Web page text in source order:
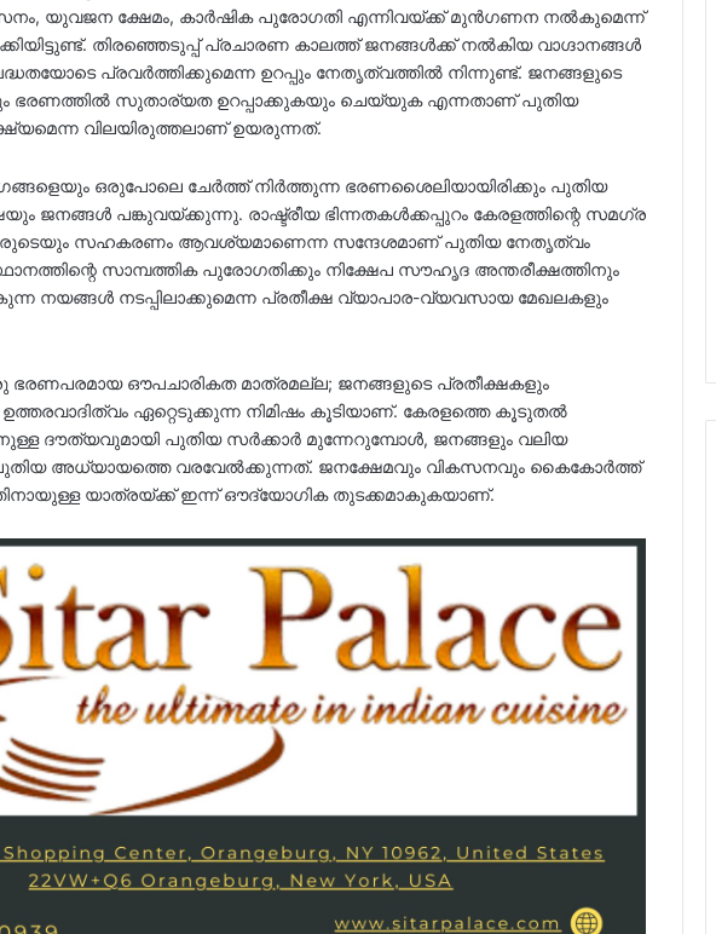
യുവജന ക്ഷേമം, കാർഷിക പുരോഗതി എന്നിവയ്ക്ക് മുൻഗണന നൽകുമെന്ന്
തിരഞ്ഞെടുപ്പ് പ്രചാരണ കാലത്ത് ജനങ്ങൾക്ക് നൽകിയ വാഗ്ദാനങ്ങൾ
പ്രവർത്തിക്കുമെന്ന ഉറപ്പും നേതൃത്വത്തിൽ നിന്നുണ്ട്. ജനങ്ങളുടെ
ഭരണത്തിൽ സുതാര്യത ഉറപ്പാക്കുകയും ചെയ്യുക എന്നതാണ് പുതിയ
വിലയിരുത്തലാണ് ഉയരുന്നത്.
ഒരുപോലെ ചേർത്ത് നിർത്തുന്ന ഭരണശൈലിയായിരിക്കും പുതിയ
ജനങ്ങൾ പങ്കുവയ്ക്കുന്നു. രാഷ്ട്രീയ ഭിന്നതകൾക്കപ്പുറം കേരളത്തിന്റെ സമഗ്ര
സഹകരണം ആവശ്യമാണെന്ന സന്ദേശമാണ് പുതിയ നേതൃത്വം
സാമ്പത്തിക പുരോഗതിക്കും നിക്ഷേപ സൗഹൃദ അന്തരീക്ഷത്തിനും
നയങ്ങൾ നടപ്പിലാക്കുമെന്ന പ്രതീക്ഷ വ്യാപാര-വ്യവസായ മേഖലകളും
ഔപചാരികത മാത്രമല്ല; ജനങ്ങളുടെ പ്രതീക്ഷകളും
ഉത്തരവാദിത്വം ഏറ്റെടുക്കുന്ന നിമിഷം കൂടിയാണ്. കേരളത്തെ കൂടുതൽ
ദൗത്യവുമായി പുതിയ സർക്കാർ മുന്നേറുമ്പോൾ, ജനങ്ങളും വലിയ
അധ്യായത്തെ വരവേൽക്കുന്നത്. ജനക്ഷേമവും വികസനവും കൈകോർത്ത്
യാത്രയ്ക്ക് ഇന്ന് ഔദ്യോഗിക തുടക്കമാകുകയാണ്.